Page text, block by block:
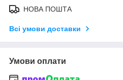
НОВА ПОШТА
Всі умови доставки
Умови оплати